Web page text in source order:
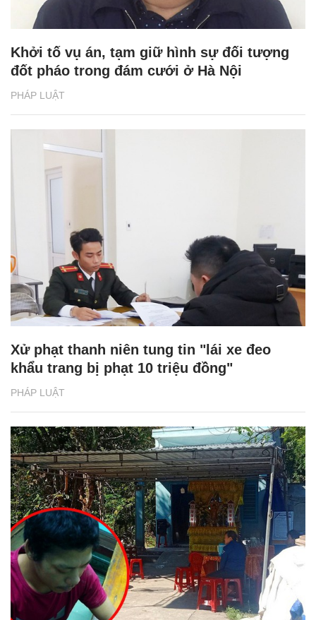
PHÁP LUẬT
Khởi tố vụ án, tạm giữ hình sự đối tượng
đốt pháo trong đám cưới ở Hà Nội
PHÁP LUẬT
Xử phạt thanh niên tung tin "lái xe đeo
khẩu trang bị phạt 10 triệu đồng"